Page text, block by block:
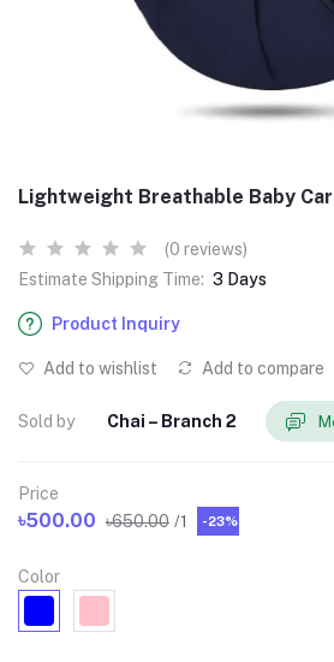
Lightweight Breathable Baby
(0 reviews)
Estimate Shipping Time: 3 Days
Product Inquiry
Add to wishlist Add to compare
Sold by Chai – Branch 2
Price
৳500.00 ৳650.00 /1 -23%
Color